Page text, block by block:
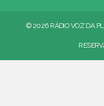
© 2026 RÁDIO VOZ DA